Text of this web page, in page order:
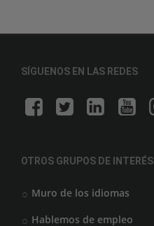
SÍGUENOS EN LAS REDES
OTROS GRUPOS DE INTERÉS
Muro de los idiomas
Hablemos de empleo